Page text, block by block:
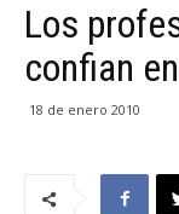
Los
confian
18 de enero 2010